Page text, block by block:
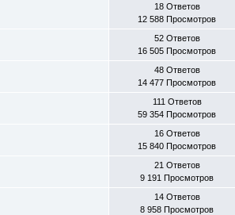
18 Ответов
12 588 Просмотров
52 Ответов
16 505 Просмотров
48 Ответов
14 477 Просмотров
111 Ответов
59 354 Просмотров
16 Ответов
15 840 Просмотров
21 Ответов
9 191 Просмотров
14 Ответов
8 958 Просмотров